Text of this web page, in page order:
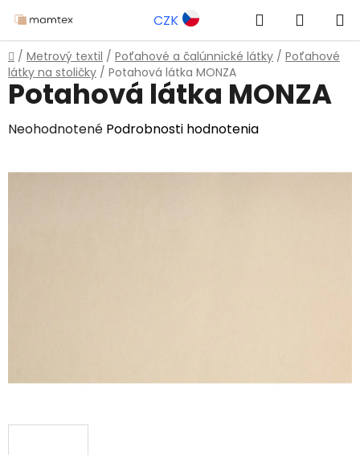
na
obsah
CZK Hľadať
KOŠÍK
Domov
/ Metrový textil / Poťahové a čalúnnické látky / Poťahové
látky na stoličky / Potahová látka MONZA
Potahová látka MONZA
Priemerné
produktu
Neohodnotené Podrobnosti hodnotenia